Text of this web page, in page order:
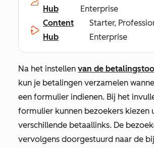
Hub
Enterprise
Content
Hub
Starter,
Enterprise
Na het instellen van de
kun je betalingen verzamelen
een formulier indienen. Bij het
formulier kunnen bezoekers kiezen
verschillende betaallinks. De
vervolgens doorgestuurd naar de